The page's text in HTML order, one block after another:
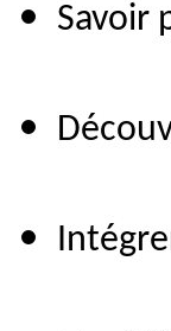
Savoir